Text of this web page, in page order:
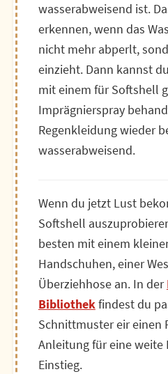
wasserabweisend ist.
erkennen, wenn das
nicht mehr abperlt,
einzieht. Dann kannst
mit einem für Softshell
Imprägnierspray
Regenkleidung wieder
wasserabweisend.
Wenn du jetzt Lust
Softshell
besten mit einem
Handschuhen, einer
Überziehhose an. In der
Bibliothekfindest du
Schnittmuster eir einen
Anleitung für eine weite
Einstieg.